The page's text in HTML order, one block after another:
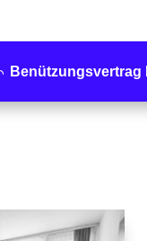
Benützungsvertrag